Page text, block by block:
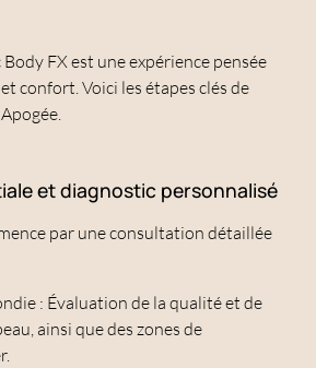
FX est une expérience pensée
confort. Voici les étapes clés de
et diagnostic personnalisé
par une consultation détaillée
: Évaluation de la qualité et de
ainsi que des zones de